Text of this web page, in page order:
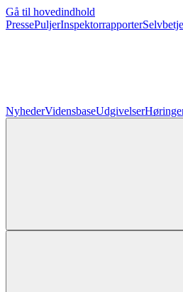
Gå til hovedindhold
PressePuljerInspektorrapporter
NyhederVidensbaseUdgivelser